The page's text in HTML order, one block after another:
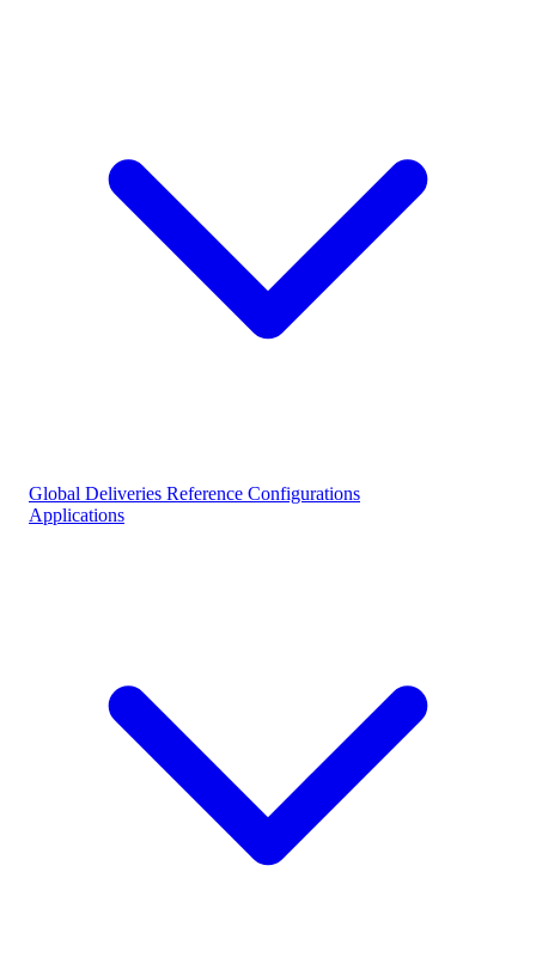
Global Deliveries Reference Configurations
Applications